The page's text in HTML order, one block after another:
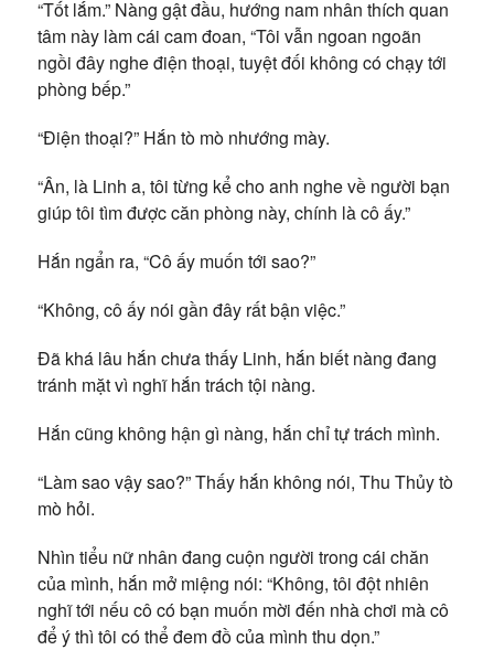
“Tốt lắm.” Nàng gật đầu, hướng nam nhân thích quan
tâm này làm cái cam đoan, “Tôi vẫn ngoan ngoãn
ngồi đây nghe điện thoại, tuyệt đối không có chạy tới
phòng bếp.”
“Điện thoại?” Hắn tò mò nhướng mày.
“Ân, là Linh a, tôi từng kể cho anh nghe về người bạn
giúp tôi tìm được căn phòng này, chính là cô ấy.”
Hắn ngẩn ra, “Cô ấy muốn tới sao?”
“Không, cô ấy nói gần đây rất bận việc.”
Đã khá lâu hắn chưa thấy Linh, hắn biết nàng đang
tránh mặt vì nghĩ hắn trách tội nàng.
Hắn cũng không hận gì nàng, hắn chỉ tự trách mình.
“Làm sao vậy sao?” Thấy hắn không nói, Thu Thủy tò
mò hỏi.
Nhìn tiểu nữ nhân đang cuộn người trong cái chăn
của mình, hắn mở miệng nói: “Không, tôi đột nhiên
nghĩ tới nếu cô có bạn muốn mời đến nhà chơi mà cô
để ý thì tôi có thể đem đồ của mình thu dọn.”